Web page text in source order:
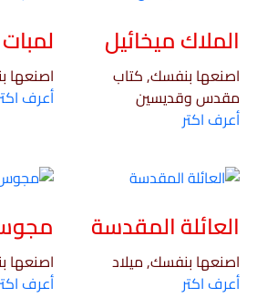
الملاك ميخائيل
اصنعها بنفسك, كتاب
مقدس وقديسين
أعرف اكتر
لمبات
اصنعها
أعرف اكتر
العائلة المقدسة
اصنعها بنفسك, ميلاد
أعرف اكتر
مجوس
اصنعها
أعرف اكتر